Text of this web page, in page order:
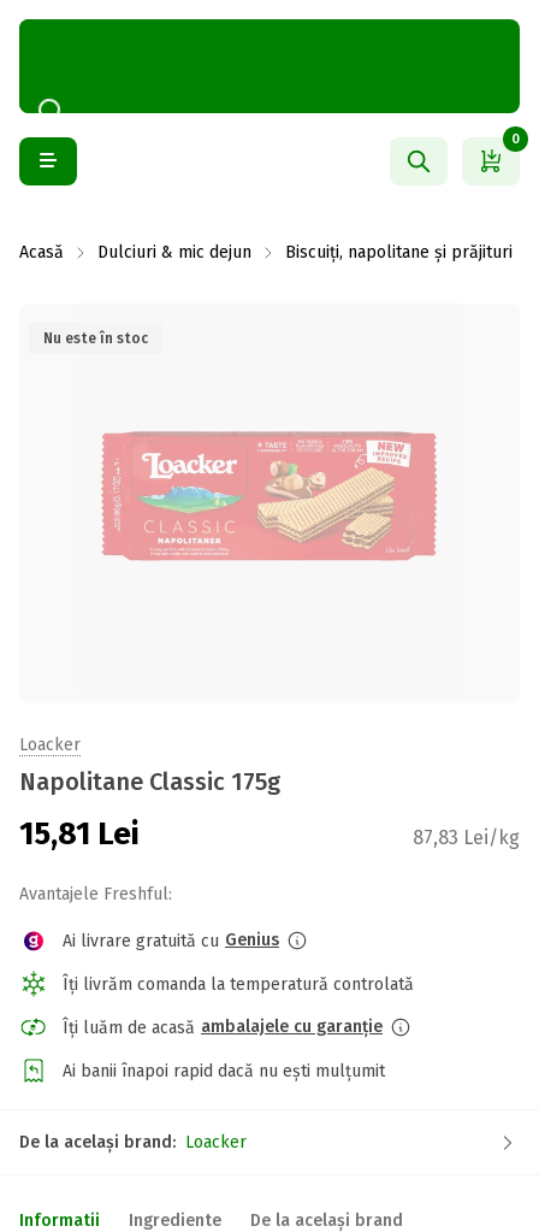
0
Acasă Dulciuri & mic dejun Biscuiți, napolitane și prăjituri
Nu este în stoc
Loacker
Napolitane Classic 175g
15,81 Lei 87,83 Lei/kg
Avantajele Freshful:
Ai livrare gratuită cu Genius
Îți livrăm comanda la temperatură controlată
Îți luăm de acasă ambalajele cu garanție
Ai banii înapoi rapid dacă nu ești mulțumit
De la același brand: Loacker
Informatii Ingrediente De la același brand